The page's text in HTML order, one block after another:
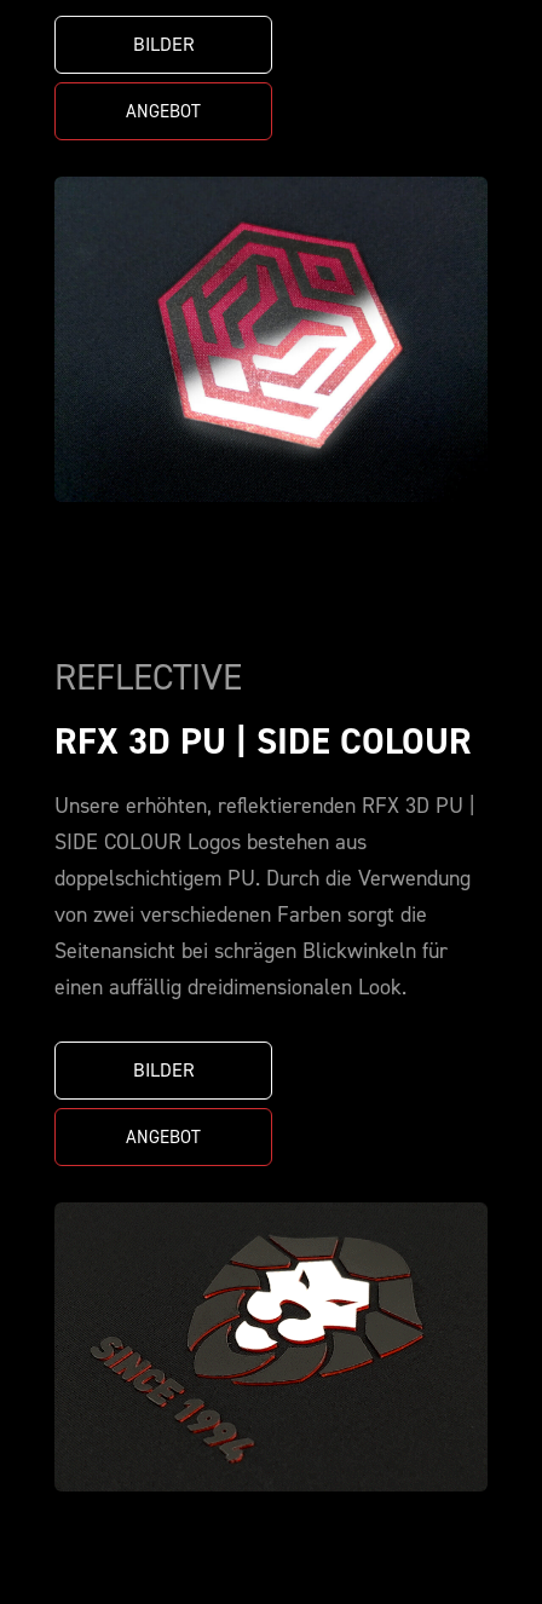
BILDER
ANGEBOT
REFLECTIVE
RFX 3D PU | SIDE COLOUR
Unsere erhöhten, reflektierenden RFX 3D PU |
SIDE COLOUR Logos bestehen aus
doppelschichtigem PU. Durch die Verwendung
von zwei verschiedenen Farben sorgt die
Seitenansicht bei schrägen Blickwinkeln für
einen auffällig dreidimensionalen Look.
BILDER
ANGEBOT